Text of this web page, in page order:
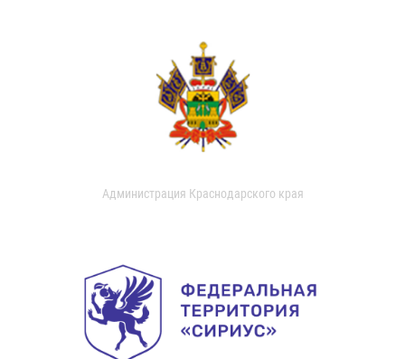
Администрация Краснодарского края